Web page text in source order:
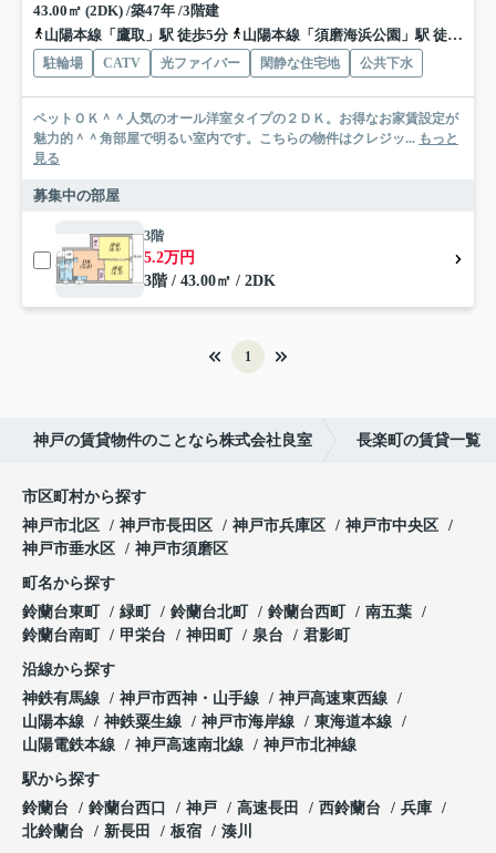
43.00㎡ (2DK) /築47年 /3階建
山陽本線「鷹取」駅 徒歩5分
山陽本線「須磨海浜公園」駅 徒歩13分
駐輪場 CATV 光ファイバー 閑静な住宅地 公共下水
ペットＯＫ＾＾人気のオール洋室タイプの２ＤＫ。お得なお家賃設定が
魅力的＾＾角部屋で明るい室内です。こちらの物件はクレジッ... もっと
見る
募集中の部屋
3階
5.2万円
3階 / 43.00㎡ / 2DK
1
神戸の賃貸物件のことなら株式会社良室 長楽町の賃貸一覧
市区町村から探す
神戸市北区
神戸市長田区 神戸市兵庫区
神戸市中央区
神戸市垂水区
神戸市須磨区
町名から探す
鈴蘭台東町
緑町 鈴蘭台北町 鈴蘭台西町
南五葉
鈴蘭台南町
甲栄台 神田町 泉台 君影町
沿線から探す
神鉄有馬線
神戸市西神・山手線
神戸高速東西線
山陽本線
神鉄粟生線 神戸市海岸線
東海道本線
山陽電鉄本線
神戸高速南北線 神戸市北神線
駅から探す
鈴蘭台
鈴蘭台西口 神戸 高速長田 西鈴蘭台
兵庫
北鈴蘭台
新長田 板宿 湊川